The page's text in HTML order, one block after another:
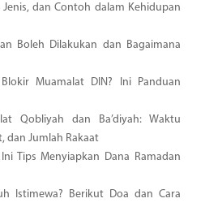
Jenis, dan Contoh dalam Kehidupan
Boleh Dilakukan dan Bagaimana
Muamalat DIN? Ini Panduan
Qobliyah dan Ba’diyah: Waktu
dan Jumlah Rakaat
Tips Menyiapkan Dana Ramadan
Istimewa? Berikut Doa dan Cara